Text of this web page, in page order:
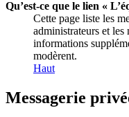
Qu’est-ce que le lien «
Cette page liste les
administrateurs et les
informations
modèrent.
Haut
Messagerie